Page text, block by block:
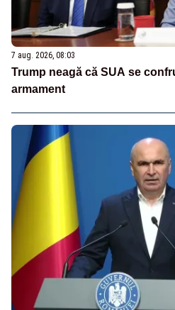
7 aug. 2026, 08:03
Trump neagă că SUA se
armament